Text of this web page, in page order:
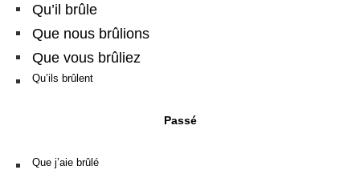
Qu’il brûle
Que nous brûlions
Que vous brûliez
Qu’ils brûlent
Passé
Que j’aie brûlé